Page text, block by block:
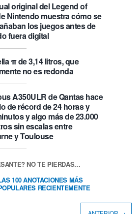
original del Legend of
Nintendo muestra cómo se
los juegos antes de
fuera digital
π de 3,14 litros, que
no es redonda
A350ULR de Qantas hace
de récord de 24 horas y
y algo más de 23.000
sin escalas entre
y Toulouse
NO TE PIERDAS…
100 ANOTACIONES MÁS
RECIENTEMENTE